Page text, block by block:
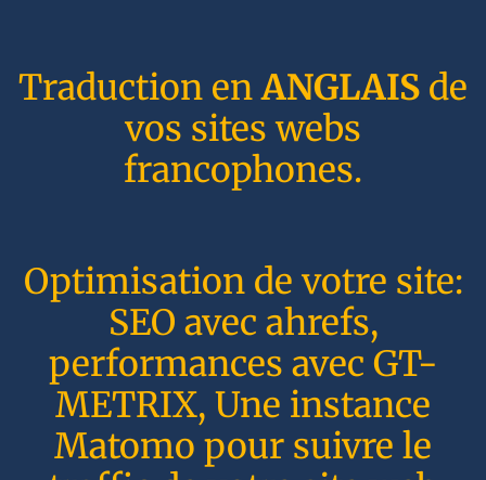
Traduction enANGLAIS de
vos sites webs
francophones.
Optimisation de votre site:
SEO avec ahrefs,
performances avec GT-
METRIX, Une instance
Matomo pour suivre le